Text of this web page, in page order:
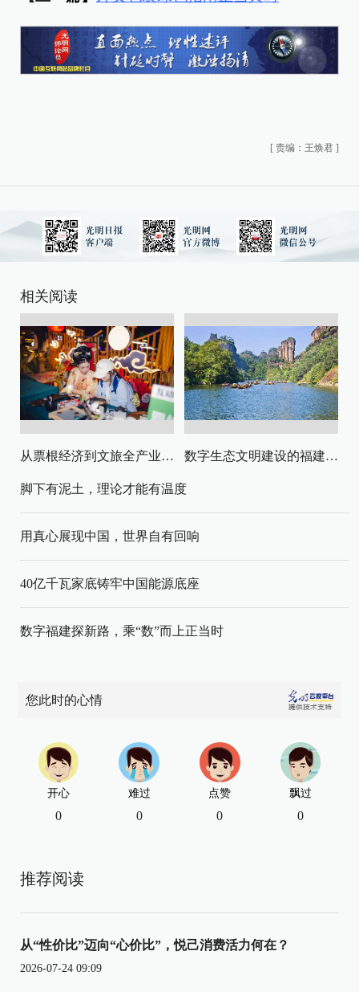
[ 责编：王焕君 ]
相关阅读
从票根经济到文旅全产业链升级 数字生态文明建设的福建路径与启示
脚下有泥土，理论才能有温度
用真心展现中国，世界自有回响
40亿千瓦家底铸牢中国能源底座
数字福建探新路，乘“数”而上正当时
您此时的心情
开心
0
难过
0
点赞
0
飘过
0
推荐阅读
从“性价比”迈向“心价比”，悦己消费活力何在？
2026-07-24 09:09